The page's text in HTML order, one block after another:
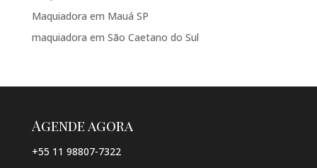
Maquiadora em Mauá SP
maquiadora em São Caetano do Sul
Agende agora
+55 11 98807-7322